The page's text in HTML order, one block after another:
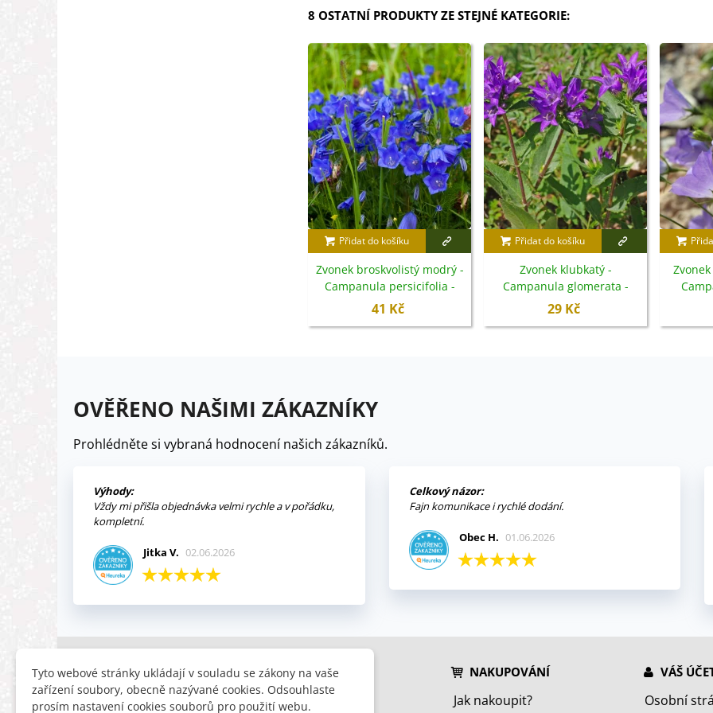
8 OSTATNÍ PRODUKTY ZE STEJNÉ KATEGORIE:
Přidat do košíku
Zvonek broskvolistý modrý -
Campanula persicifolia -
semena - 300 ks
41 Kč
Přidat do košíku
Zvonek klubkatý -
Campanula glomerata -
semena - 600 ks
29 Kč
OVĚŘENO NAŠIMI ZÁKAZNÍKY
Prohlédněte si vybraná hodnocení našich zákazníků.
Výhody:
Vždy mi přišla objednávka velmi rychle a v pořádku,
kompletní.
Jitka V. 02.06.2026
Celkový názor:
Fajn komunikace i rychlé dodání.
Obec H. 01.06.2026
INFORMACE
Obchodní podmínky
HLEDÁTE
Slevy
NAKUPOVÁNÍ
Jak nakoupit?
VÁŠ
Osobní
Tyto webové stránky ukládají v souladu se zákony na vaše
zařízení soubory, obecně nazývané cookies. Odsouhlaste
prosím nastavení cookies souborů pro použití webu.